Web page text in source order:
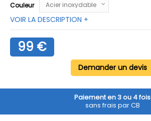
Couleur
VOIR LA DESCRIPTION +
99 €
Demander un devis
Paiement en 3 ou 4 fois
sans frais par CB